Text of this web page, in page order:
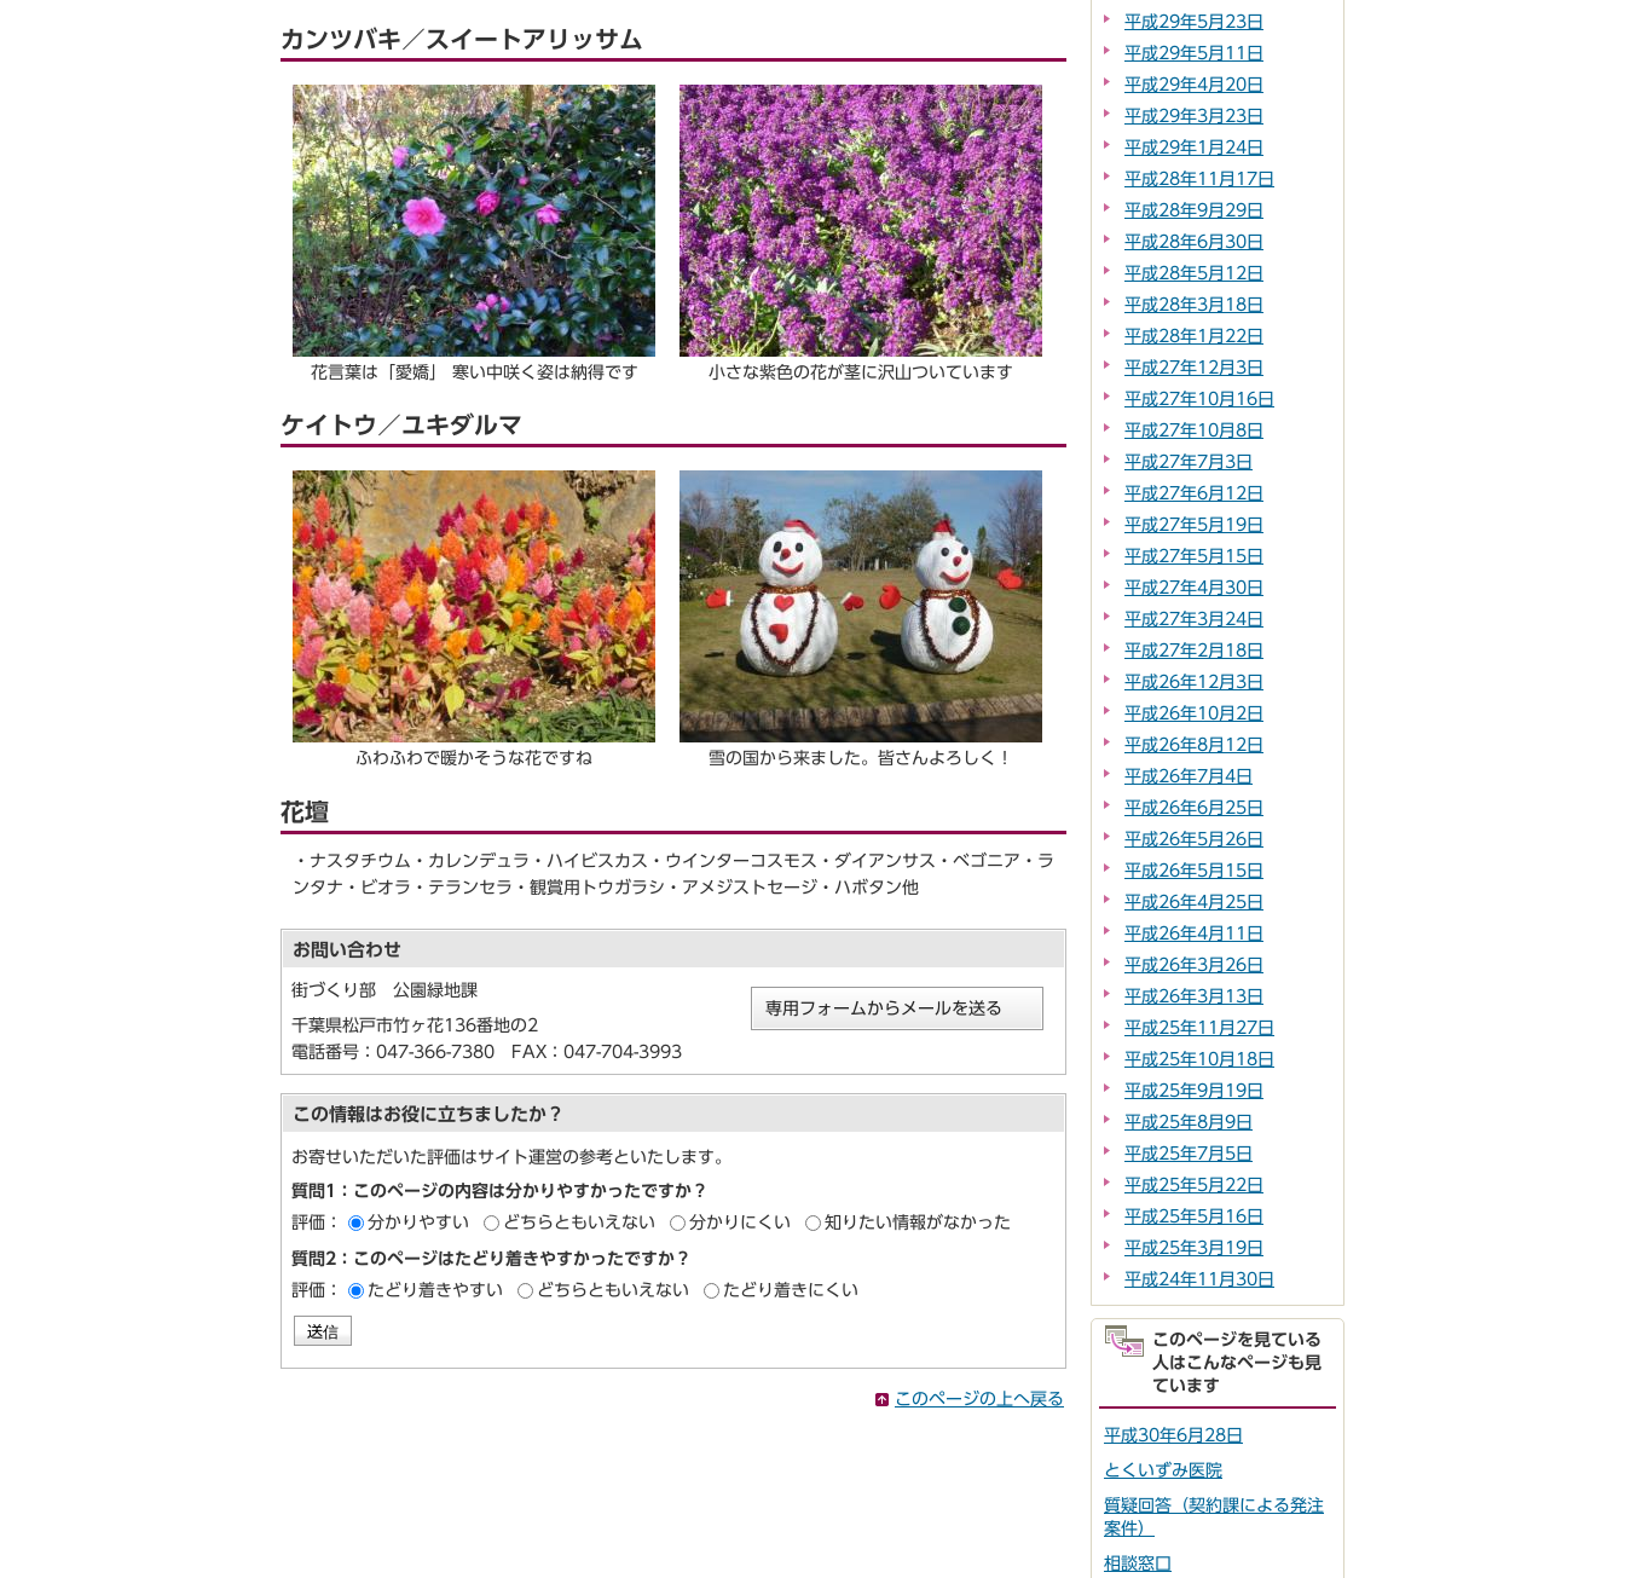
カンツバキ／スイートアリッサム
花言葉は「愛嬌」 寒い中咲く姿は納得です 小さな紫色の花が茎に沢山ついています
ケイトウ／ユキダルマ
ふわふわで暖かそうな花ですね 雪の国から来ました。皆さんよろしく！
花壇
・ナスタチウム・カレンデュラ・ハイビスカス・ウインターコスモス・ダイアンサス・ベゴニア・ラ
ンタナ・ビオラ・テランセラ・観賞用トウガラシ・アメジストセージ・ハボタン他
お問い合わせ
街づくり部 公園緑地課
千葉県松戸市竹ヶ花136番地の2
電話番号： 047-366-7380 FAX：047-704-3993
専用フォームからメールを送る
この情報はお役に立ちましたか？
お寄せいただいた評価はサイト運営の参考といたします。
質問1：このページの内容は分かりやすかったですか？
評価：
分かりやすい どちらともいえない 分かりにくい 知りたい情報がなかった
質問2：このページはたどり着きやすかったですか？
評価：
たどり着きやすい どちらともいえない たどり着きにくい
このページの上へ戻る
平成29年5月23日
平成29年5月11日
平成29年4月20日
平成29年3月23日
平成29年1月24日
平成28年11月17日
平成28年9月29日
平成28年6月30日
平成28年5月12日
平成28年3月18日
平成28年1月22日
平成27年12月3日
平成27年10月16日
平成27年10月8日
平成27年7月3日
平成27年6月12日
平成27年5月19日
平成27年5月15日
平成27年4月30日
平成27年3月24日
平成27年2月18日
平成26年12月3日
平成26年10月2日
平成26年8月12日
平成26年7月4日
平成26年6月25日
平成26年5月26日
平成26年5月15日
平成26年4月25日
平成26年4月11日
平成26年3月26日
平成26年3月13日
平成25年11月27日
平成25年10月18日
平成25年9月19日
平成25年8月9日
平成25年7月5日
平成25年5月22日
平成25年5月16日
平成25年3月19日
平成24年11月30日
このページを見ている
人はこんなページも見
ています
平成30年6月28日
とくいずみ医院
質疑回答（契約課による発注
案件）
相談窓口